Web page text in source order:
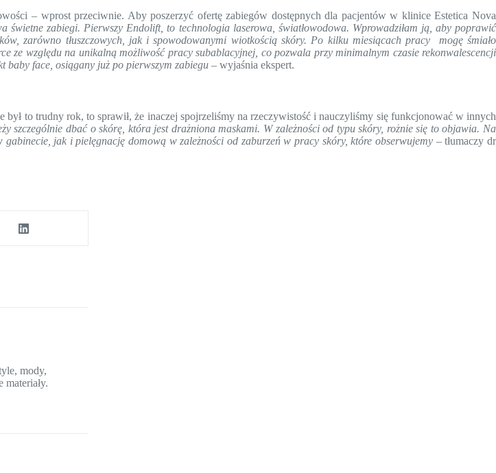
– wprost przeciwnie. Aby poszerzyć ofertę zabiegów dostępnych dla pacjentów w klinice Estetica Nova
świetne zabiegi. Pierwszy Endolift, to technologia laserowa, światłowodowa. Wprowadziłam ją, aby poprawić
zarówno tłuszczowych, jak i spowodowanymi wiotkością skóry. Po kilku miesiącach pracy mogę śmiało
ze względu na unikalną możliwość pracy subablacyjnej, co pozwala przy minimalnym czasie rekonwalescencji
baby face, osiągany już po pierwszym zabiegu – wyjaśnia ekspert.
to trudny rok, to sprawił, że inaczej spojrzeliśmy na rzeczywistość i nauczyliśmy się funkcjonować w innych
szczególnie dbać o skórę, która jest drażniona maskami. W zależności od typu skóry, rożnie się to objawia. Na
jak i pielęgnację domową w zależności od zaburzeń w pracy skóry, które obserwujemy – tłumaczy dr
mody,